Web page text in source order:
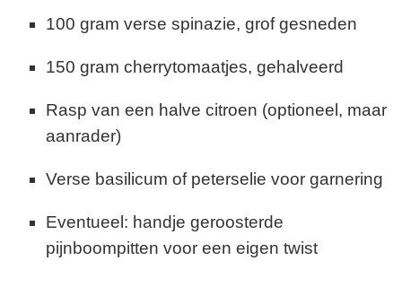
100 gram verse spinazie, grof gesneden
150 gram cherrytomaatjes, gehalveerd
Rasp van een halve citroen (optioneel, maar
aanrader)
Verse basilicum of peterselie voor garnering
Eventueel: handje geroosterde
pijnboompitten voor een eigen twist